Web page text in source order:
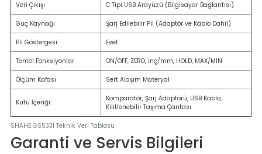
SHAHE GS5331 Teknik Veri Tablosu
Veri Çıkışı C Tipi USB Arayüzü (Bilgisayar Bağlantısı)
Güç Kaynağı Şarj Edilebilir Pil (Adaptör ve Kablo Dahil)
Pil Göstergesi Evet
Temel Fonksiyonlar ON/OFF, ZERO, inç/mm, HOLD, MAX/MIN
Ölçüm Kafası Sert Alaşım Materyal
Kutu İçeriği
Komparatör, Şarj Adaptörü, USB Kablo,
Kilitlenebilir Taşıma Çantası
Garanti ve Servis Bilgileri